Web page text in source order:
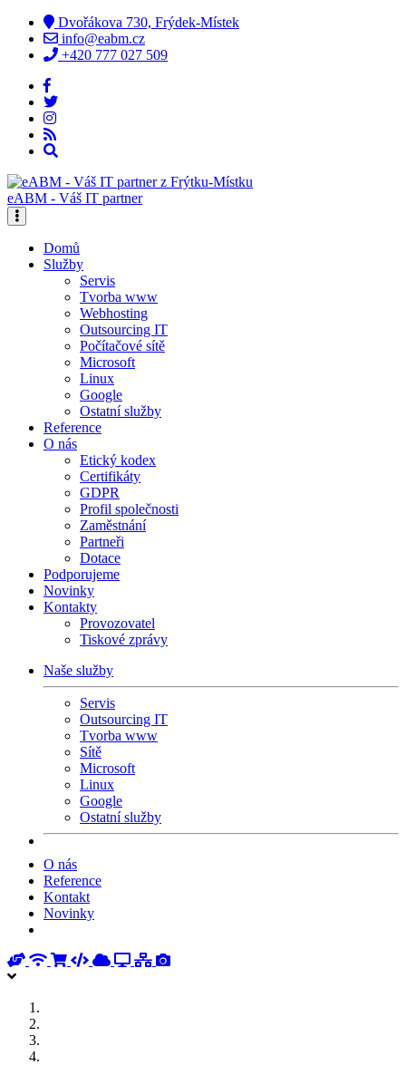
Dvořákova 730, Frýdek-Místek
info@eabm.cz
+420 777 027 509
eABM - Váš IT partner
Domů
Služby
Servis
Tvorba www
Webhosting
Outsourcing IT
Počítačové sítě
Microsoft
Linux
Google
Ostatní služby
Reference
O nás
Etický kodex
Certifikáty
GDPR
Profil společnosti
Zaměstnání
Partneři
Dotace
Podporujeme
Novinky
Kontakty
Provozovatel
Tiskové zprávy
Naše služby
Servis
Outsourcing IT
Tvorba www
Sítě
Microsoft
Linux
Google
Ostatní služby
O nás
Reference
Kontakt
Novinky